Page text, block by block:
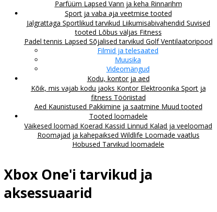
Parfüüm Lapsed Vann ja keha Rinnarihm
Sport ja vaba aja veetmise tooted
Jalgrattaga Sportlikud tarvikud Liikumisabivahendid Suvised
tooted Lõbus väljas Fitness
Padel tennis Lapsed Sõjalised tarvikud GolfVentilaatoripood
Filmid ja telesaated
Muusika
Videomängud
Kodu, kontor ja aed
Kõik, mis vajab kodu jaoks Kontor Elektroonika Sport ja
fitness Tööriistad
Aed Kaunistused Pakkimine ja saatmine Muud tooted
Tooted loomadele
Väikesed loomad Koerad Kassid Linnud Kalad ja veeloomad
Roomajad ja kahepaiksed Wildlife Loomade vaatlus
Hobused Tarvikud loomadele
Xbox One'i tarvikud ja
aksessuaarid